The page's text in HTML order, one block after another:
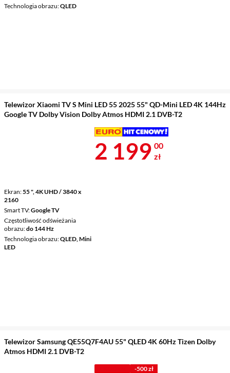
Technologia obrazu QLED
Telewizor Xiaomi TV S Mini LED 55 2025 55" QD-Mini LED 4K 144Hz
Google TV Dolby Vision Dolby Atmos HDMI 2.1 DVB-T2
Ekran 55 ", 4K UHD / 3840 x
2160
Smart TV Google TV
Częstotliwość odświeżania
obrazu do 144 Hz
Technologia obrazu QLED, Mini
LED
Cena 2 199 zł
2 199 00
zł
Telewizor Samsung QE55Q7F4AU 55" QLED 4K 60Hz Tizen Dolby
Atmos HDMI 2.1 DVB-T2
-500 zł